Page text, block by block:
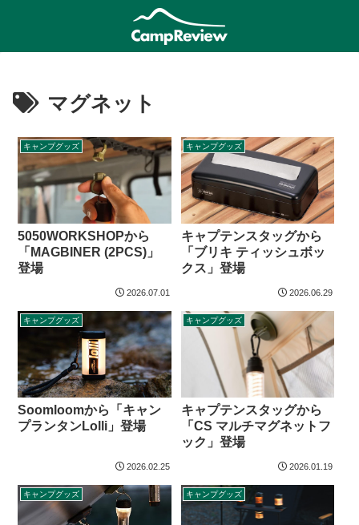
マグネット
キャンプグッズ
5050WORKSHOPから
「MAGBINER (2PCS)」
登場
2026.07.01
キャンプグッズ
キャプテンスタッグから
「ブリキ ティッシュボッ
クス」登場
2026.06.29
キャンプグッズ
Soomloomから「キャン
プランタンLolli」登場
2026.02.25
キャンプグッズ
キャプテンスタッグから
「CS マルチマグネットフ
ック」登場
2026.01.19
キャンプグッズ キャンプグッズ